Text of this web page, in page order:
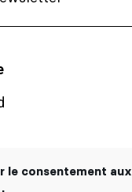
le consentement aux